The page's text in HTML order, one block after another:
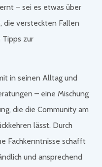
– sei es etwas über
die versteckten Fallen
zur
in seinen Alltag und
– eine Mischung
die die Community am
lässt. Durch
Fachkenntnisse schafft
und ansprechend